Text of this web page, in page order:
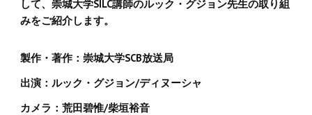
して、崇城大学SILC講師のルック・グジョン先生の取り組
みをご紹介します。
製作・著作：崇城大学SCB放送局
出演：ルック・グジョン/ディヌーシャ
カメラ：荒田碧惟/柴垣裕音